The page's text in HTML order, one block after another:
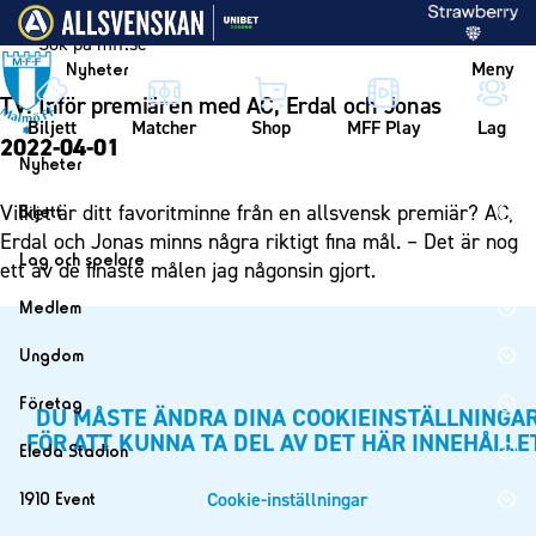
Vidare till innehållet
Nyheter Meny
Biljett Matcher Shop MFF Play Lag
Nyheter
Nyheter
Kalender
Biljett
Biljett
Mitt MFF
Biljetter till bortamatcher
Biljettvillkor
Lag och spelare
Lag
Spelare
Ledarstab
Damlaget
Spelare
Medlem
Medlemskap i Malmö FF
Ungdom
MFF Ungdom
Sommarfotboll
Fotbollsskolan
Företag
Bli företagspartner
Eleda Stadion
Eleda Stadion
1910 Event
TV: Inför premiären med AC, Erdal och Jonas
2022-04-01
Vilket är ditt favoritminne från en allsvensk premiär? AC,
Erdal och Jonas minns några riktigt fina mål. – Det är nog
ett av de finaste målen jag någonsin gjort.
DU MÅSTE ÄNDRA DINA
FÖR ATT KUNNA TA DEL AV DET HÄR
Cookie-inställningar